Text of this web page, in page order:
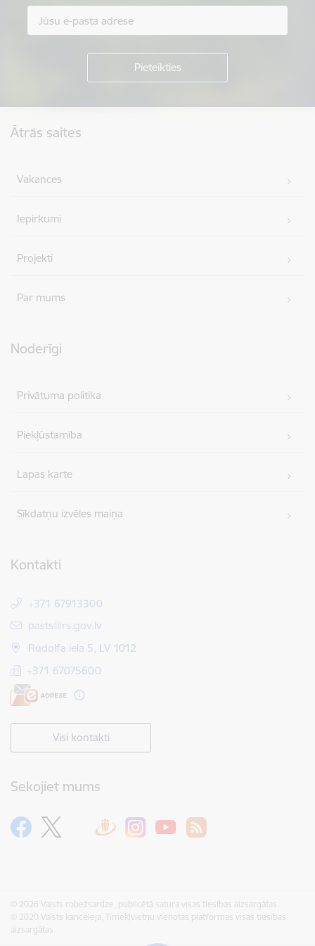
Ātrās saites
Vakances
Iepirkumi
Projekti
Par mums
Noderīgi
Privātuma politika
Piekļūstamība
Lapas karte
Sīkdatņu izvēles maiņa
Kontakti
+371 67913300
E-pasts:
pasts@rs.gov.lv
Rūdolfa iela 5, LV 1012
+371 67075600
Visi kontakti
Sekojiet mums
© 2026 Valsts robežsardze, publicētā satura visas tiesības aizsargātas.
© 2020 Valsts kanceleja, Tīmekļvietņu vienotās platformas visas tiesības
aizsargātas.